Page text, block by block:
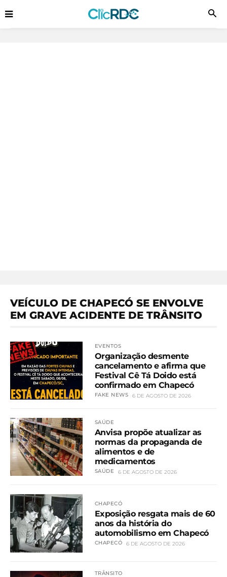
VEÍCULO DE CHAPECÓ SE ENVOLVE
EM GRAVE ACIDENTE DE TRÂNSITO
EVENTOS
Organização desmente
cancelamento e afirma que
Festival Cê Tá Doido está
confirmado em Chapecó
FAKE NEWS 6 DE AGOSTO DE 2026
SAÚDE
Anvisa propõe atualizar as
normas da propaganda de
alimentos e de
medicamentos
SAÚDE 6 DE AGOSTO DE 2026
CHAPECÓ
Exposição resgata mais de 60
anos da história do
automobilismo em Chapecó
CHAPECÓ 6 DE AGOSTO DE 2026
TRÂNSITO